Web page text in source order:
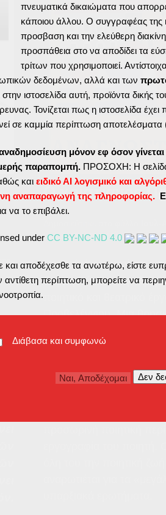
Ο χριστιανός
εφημερίδαςΣΙΦΝΑΪΚΑ ΝΕΑ
Πολλοί είναι αυτοί που
διερμηνεύσουν την
Προβελέγγιου. Μια
από μια αναφορά, έναν
ηλικιακής ωριμότητας ή
πνευματικά δικαιώματα που
κάποιου άλλου. Ο συγγραφέας της
προσβαση και την ελεύθερη
προσπάθεια στο να αποδίδει τα
τρίτων που χρησιμοποιεί.
δεδομένων, αλλά και των
στην ιστοσελίδα αυτή, προϊόντα δικής
Τονίζεται πως η ιστοσελίδα
σε καμμία περίπτωση αποτελέσματα
μόνον εφ όσον
παραπομπή. ΠΡΟΣΟΧΗ: Η σελίδα
και ειδικό ΑΙ λογισμικό και
αναπαραγωγή της πληροφορίας.
να το επιβάλει.
under CC BY-NC-ND 4.0
αποδέχεσθε τα ανωτέρω, είστε
περίπτωση, μπορείτε να
Διάβασα και συμφωνώ